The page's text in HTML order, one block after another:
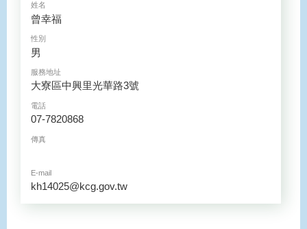
姓名
曾幸福
性別
男
服務地址
大寮區中興里光華路3號
電話
07-7820868
傳真
E-mail
kh14025@kcg.gov.tw